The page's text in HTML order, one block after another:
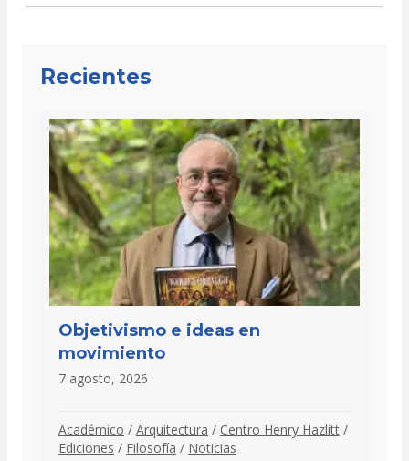
Recientes
Objetivismo e ideas en
movimiento
7 agosto, 2026
Académico / Arquitectura / Centro Henry Hazlitt /
Ediciones / Filosofía / Noticias